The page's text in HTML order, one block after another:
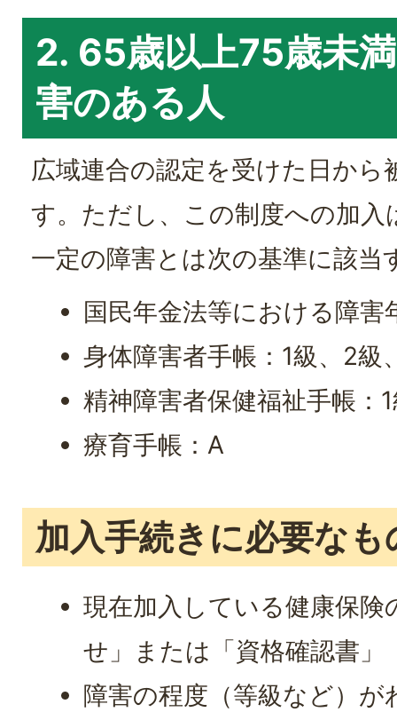
2. 65歳以上75歳未
害のある人
広域連合の認定を受けた日から
す。ただし、この制度への加入
一定の障害とは次の基準に該当
国民年金法等における障害
身体障害者手帳：1級、2
精神障害者保健福祉手帳：
療育手帳：A
加入手続きに必要なも
現在加入している健康保険
せ」または「資格確認書」
障害の程度（等級など）が